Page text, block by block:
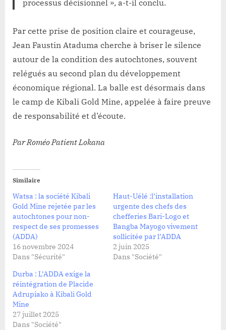
processus décisionnel », a-t-il conclu.
Par cette prise de position claire et courageuse,
Jean Faustin Ataduma cherche à briser le silence
autour de la condition des autochtones, souvent
relégués au second plan du développement
économique régional. La balle est désormais dans
le camp de Kibali Gold Mine, appelée à faire preuve
de responsabilité et d’écoute.
Par Roméo Patient Lokana
Similaire
Watsa : la société Kibali
Gold Mine rejetée par les
autochtones pour non-
respect de ses promesses
(ADDA)
16 novembre 2024
Dans "Sécurité"
Haut-Uélé :l’installation
urgente des chefs des
chefferies Bari-Logo et
Bangba Mayogo vivement
sollicitée par l’ADDA
2 juin 2025
Dans "Société"
Durba : L’ADDA exige la
réintégration de Placide
Adrupiako à Kibali Gold
Mine
27 juillet 2025
Dans "Société"